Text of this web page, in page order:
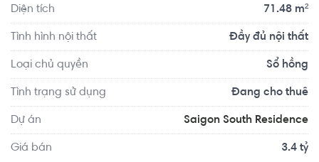
Diện tích 71.48 m²
Tình hình nội thất Đầy đủ nội thất
Loại chủ quyền Sổ hồng
Tình trạng sử dụng Đang cho thuê
Dự án Saigon South Residence
Giá bán 3.4 tỷ